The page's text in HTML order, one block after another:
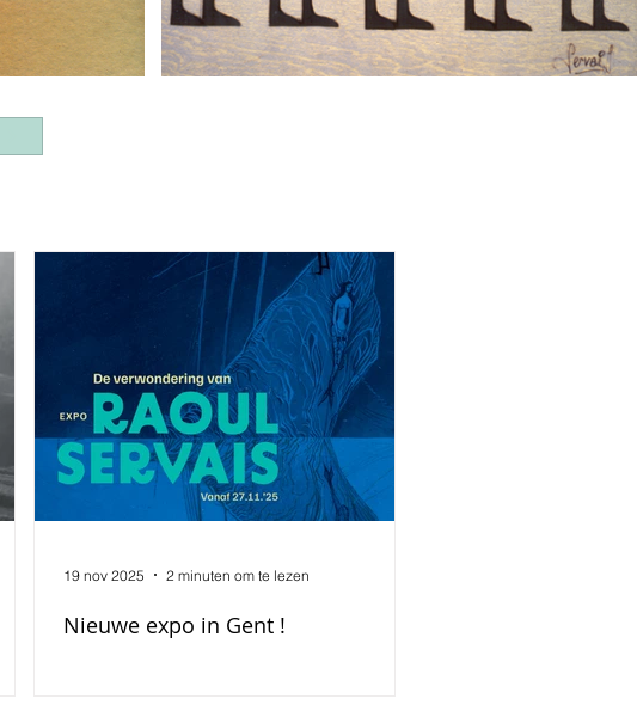
Nieuwe expo in Gent !
19 nov 2025 2 minuten om te lezen